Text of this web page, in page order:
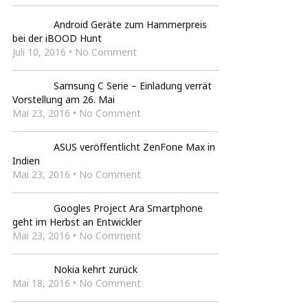
Android Geräte zum Hammerpreis
bei der iBOOD Hunt
Juli 10, 2016 • No Comment
Samsung C Serie – Einladung verrät
Vorstellung am 26. Mai
Mai 23, 2016 • No Comment
ASUS veröffentlicht ZenFone Max in
Indien
Mai 23, 2016 • No Comment
Googles Project Ara Smartphone
geht im Herbst an Entwickler
Mai 23, 2016 • No Comment
Nokia kehrt zurück
Mai 18, 2016 • No Comment